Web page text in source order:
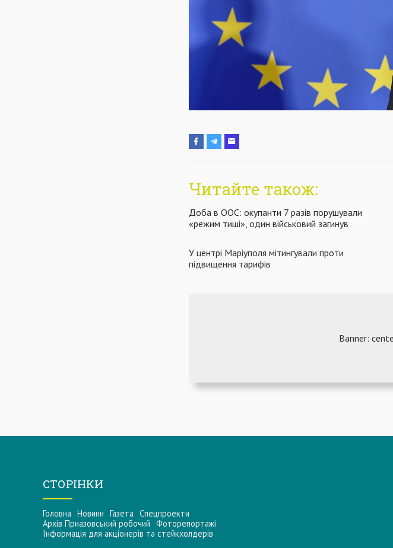
Читайте також:
Доба в ООС: окупанти 7 разів порушували
«режим тиші», один військовий загинув
У центрі Маріуполя мітингували проти
підвищення тарифів
СТОРІНКИ
Головна Новини Газета Спецпроекти
Архів Приазовський робочий Фоторепортажі
Інформацiя для акцiонерiв та стейкхолдерiв